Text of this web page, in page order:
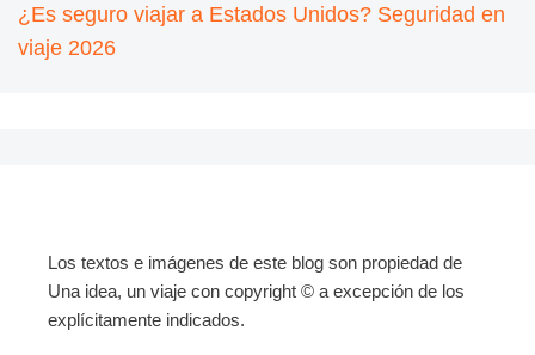
¿Es seguro viajar a Estados Unidos? Seguridad en
viaje 2026
Los textos e imágenes de este blog son propiedad de
Una idea, un viaje con copyright © a excepción de los
explícitamente indicados.